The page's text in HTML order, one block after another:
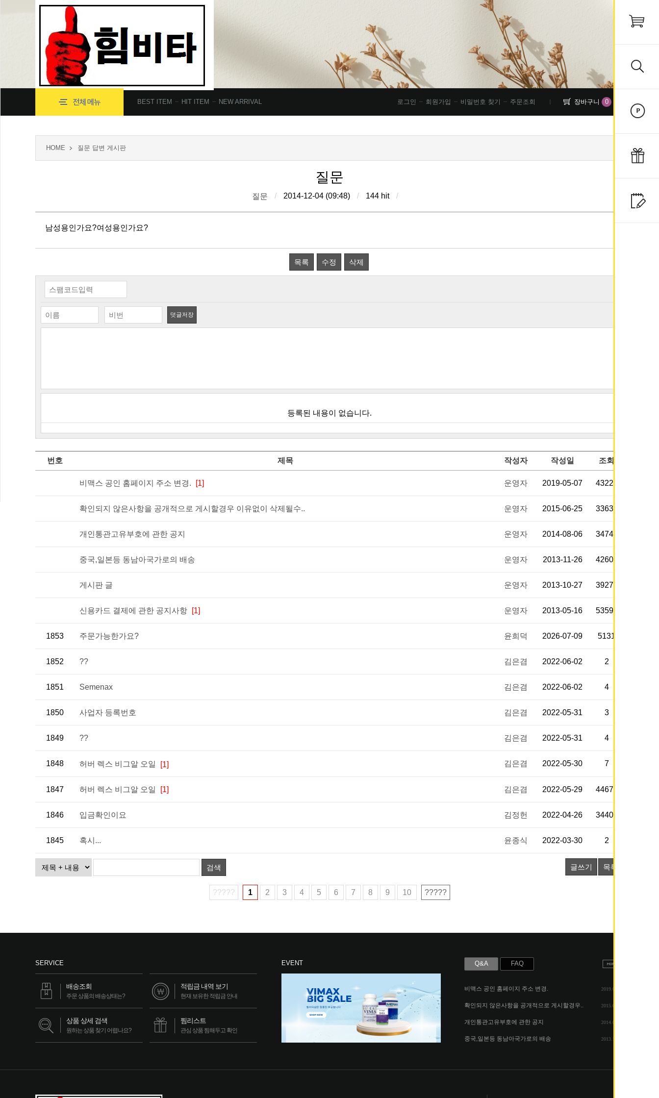
BEST ITEM HIT ITEM NEW ARRIVAL 장바구니 0
주문조회
비밀번호 찾기
회원가입
로그인
HOME 질문 답변 게시판
질문
질문 / 2014-12-04 (09:48) / 144 hit /
남성용인가요?여성용인가요?
목록 수정 삭제
덧글저장
등록된 내용이 없습니다.
번호 제목 작성자 작성일 조회
비맥스 공인 홈페이지 주소 변경. [1] 운영자 2019-05-07 43229
확인되지 않은사항을 공개적으로 게시할경우 이유없이 삭제될수.. 운영자 2015-06-25 33631
개인통관고유부호에 관한 공지 운영자 2014-08-06 34747
중국,일본등 동남아국가로의 배송 운영자 2013-11-26 42608
게시판 글 운영자 2013-10-27 39274
신용카드 결제에 관한 공지사항 [1] 운영자 2013-05-16 53592
1853 주문가능한가요? 윤희덕 2026-07-09 5131
1852 ?? 김은겸 2022-06-02 2
1851 Semenax 김은겸 2022-06-02 4
1850 사업자 등록번호 김은겸 2022-05-31 3
1849 ?? 김은겸 2022-05-31 4
1848 허버 렉스 비그알 오일 [1] 김은겸 2022-05-30 7
1847 허버 렉스 비그알 오일 [1] 김은겸 2022-05-29 44672
1846 입금확인이요 김정헌 2022-04-26 34407
1845 혹시... 윤종식 2022-03-30 2
검색 글쓰기 목록
????? 1 2 3 4 5 6 7 8 9 10 ?????
SERVICE
배송조회
주문 상품의 배송상태는?
적립금 내역 보기
현재 보유한 적립금 안내
상품 상세 검색
원하는 상품 찾기 어렵나요?
찜리스트
관심 상품 찜해두고 확인
EVENT Q&A FAQ
비맥스 공인 홈페이지 주소 변경. 2019.05.07
확인되지 않은사항을 공개적으로 게시할경우.. 2015.06.25
개인통관고유부호에 관한 공지 2014.08.06
중국,일본등 동남아국가로의 배송 2013.11.26